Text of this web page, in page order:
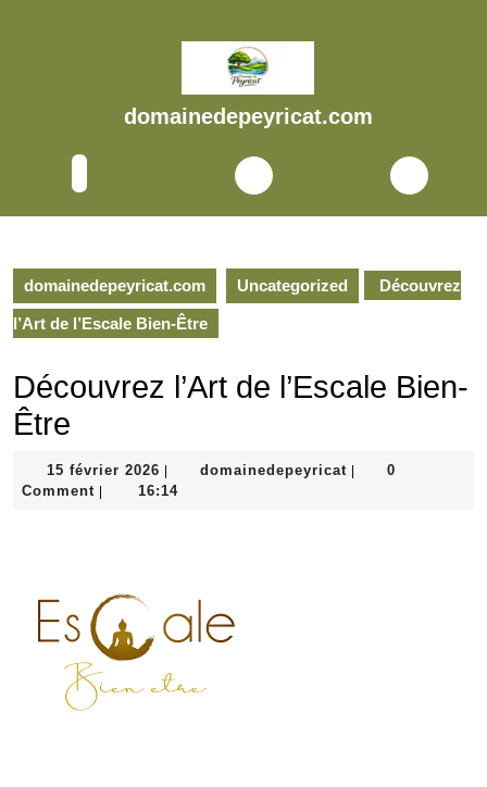
domainedepeyricat.com
domainedepeyricat.com Uncategorized Découvrez
l’Art de l’Escale Bien-Être
Découvrez l’Art de l’Escale Bien-
Être
15 février 2026 15
février
| domainedepeyricat |
0
Comment | 16:14